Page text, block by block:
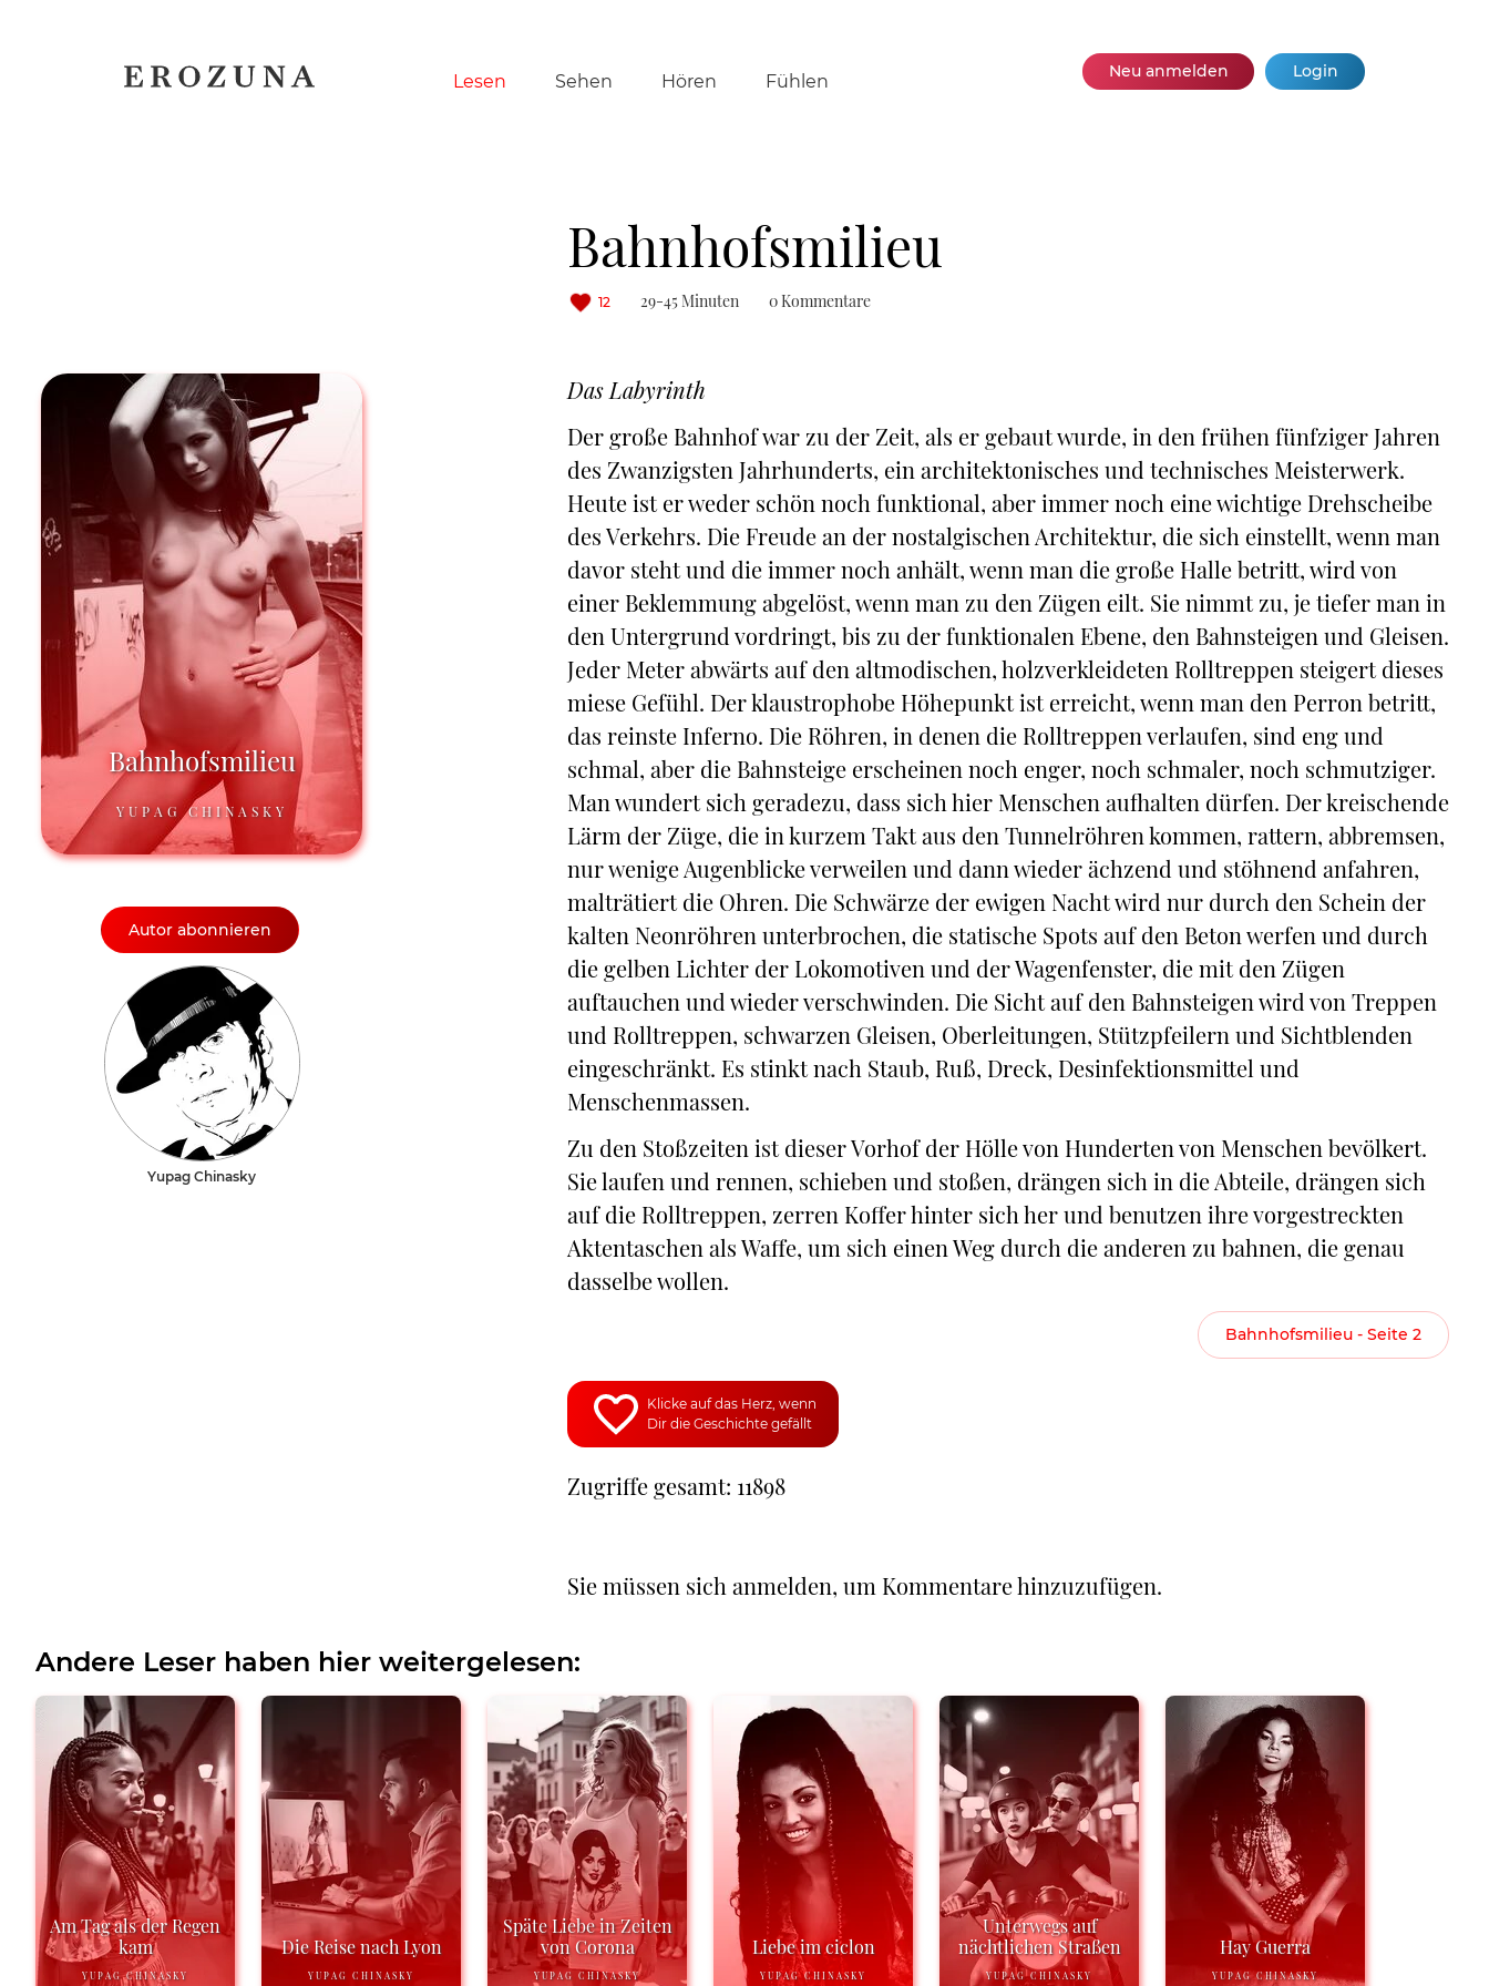
Navigation
Lesen Sehen Hören Fühlen Neu anmelden Login
Bahnhofsmilieu
12 29-45 Minuten 0 Kommentare
Bahnhofsmilieu
YUPAG CHINASKY
Autor abonnieren
Yupag Chinasky
Das Labyrinth
Der große Bahnhof war zu der Zeit, als er gebaut wurde, in den frühen fünfziger Jahren
des Zwanzigsten Jahrhunderts, ein architektonisches und technisches Meisterwerk.
Heute ist er weder schön noch funktional, aber immer noch eine wichtige Drehscheibe
des Verkehrs. Die Freude an der nostalgischen Architektur, die sich einstellt, wenn man
davor steht und die immer noch anhält, wenn man die große Halle betritt, wird von
einer Beklemmung abgelöst, wenn man zu den Zügen eilt. Sie nimmt zu, je tiefer man in
den Untergrund vordringt, bis zu der funktionalen Ebene, den Bahnsteigen und Gleisen.
Jeder Meter abwärts auf den altmodischen, holzverkleideten Rolltreppen steigert dieses
miese Gefühl. Der klaustrophobe Höhepunkt ist erreicht, wenn man den Perron betritt,
das reinste Inferno. Die Röhren, in denen die Rolltreppen verlaufen, sind eng und
schmal, aber die Bahnsteige erscheinen noch enger, noch schmaler, noch schmutziger.
Man wundert sich geradezu, dass sich hier Menschen aufhalten dürfen. Der kreischende
Lärm der Züge, die in kurzem Takt aus den Tunnelröhren kommen, rattern, abbremsen,
nur wenige Augenblicke verweilen und dann wieder ächzend und stöhnend anfahren,
malträtiert die Ohren. Die Schwärze der ewigen Nacht wird nur durch den Schein der
kalten Neonröhren unterbrochen, die statische Spots auf den Beton werfen und durch
die gelben Lichter der Lokomotiven und der Wagenfenster, die mit den Zügen
auftauchen und wieder verschwinden. Die Sicht auf den Bahnsteigen wird von Treppen
und Rolltreppen, schwarzen Gleisen, Oberleitungen, Stützpfeilern und Sichtblenden
eingeschränkt. Es stinkt nach Staub, Ruß, Dreck, Desinfektionsmittel und
Menschenmassen.
Zu den Stoßzeiten ist dieser Vorhof der Hölle von Hunderten von Menschen bevölkert.
Sie laufen und rennen, schieben und stoßen, drängen sich in die Abteile, drängen sich
auf die Rolltreppen, zerren Koffer hinter sich her und benutzen ihre vorgestreckten
Aktentaschen als Waffe, um sich einen Weg durch die anderen zu bahnen, die genau
dasselbe wollen.
Bahnhofsmilieu - Seite 2
Klicke auf das Herz, wenn
Dir die Geschichte gefällt
Zugriffe gesamt: 11898
Sie müssen sich anmelden, um Kommentare hinzuzufügen.
Andere Leser haben hier weitergelesen:
Am Tag als der Regen
kam
YUPAG CHINASKY
Die Reise nach Lyon
YUPAG CHINASKY
Späte Liebe in Zeiten
von Corona
YUPAG CHINASKY
Liebe im ciclon
YUPAG CHINASKY
Unterwegs auf
nächtlichen Straßen
YUPAG CHINASKY
Hay Guerra
YUPAG CHINASKY